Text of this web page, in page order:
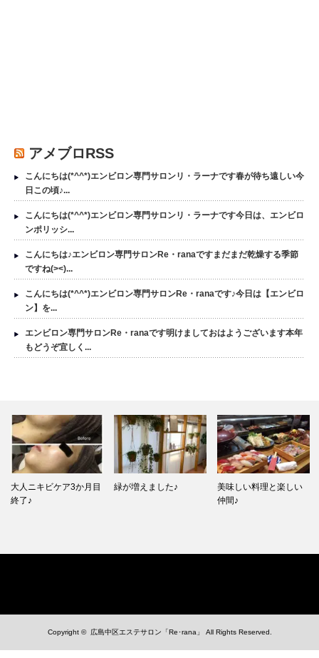
アメブロRSS
こんにちは(*^^*)エンビロン専門サロンリ・ラーナです春が待ち遠しい今
日この頃♪...
こんにちは(*^^*)エンビロン専門サロンリ・ラーナです今日は、エンビロ
ンポリッシ...
こんにちは♪エンビロン専門サロンRe・ranaですまだまだ乾燥する季節
ですね(><)...
こんにちは(*^^*)エンビロン専門サロンRe・ranaです♪今日は【エンビロ
ン】を...
エンビロン専門サロンRe・ranaです明けましておはようございます本年
もどうぞ宜しく...
大人ニキビケア3か月目
終了♪
緑が増えました♪
美味しい料理と楽しい
仲間♪
Copyright © 広島中区エステサロン「Re･rana」 All Rights Reserved.